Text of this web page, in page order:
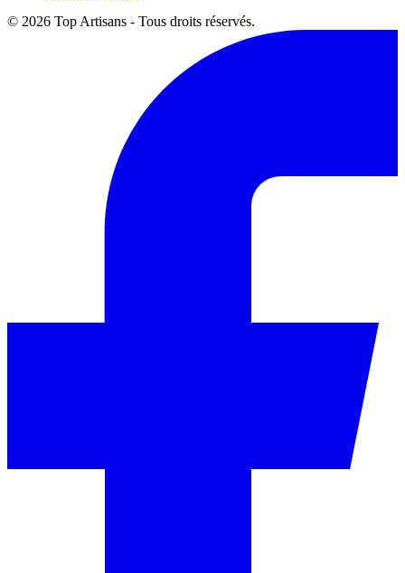
© 2026 Top Artisans - Tous droits réservés.